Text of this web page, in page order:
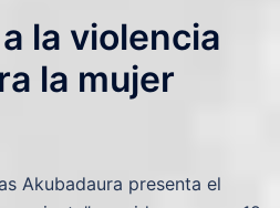
la violencia
la mujer
Akubadaura presenta el